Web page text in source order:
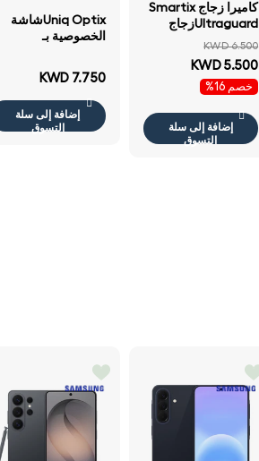
كاميرا زجاج Smartix
Ultraguardزجاج
سامسونج جالكسي
KWD 6.500
KWD 5.500
خصم 16%
إضافة إلى سلة
التسوق
Uniq Optixشاشة
الخصوصية بـ
KWD 7.750
إضافة إلى سلة
التسوق